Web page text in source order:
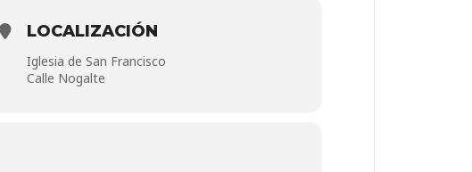
LOCALIZACIÓN
Iglesia de San Francisco
Calle Nogalte